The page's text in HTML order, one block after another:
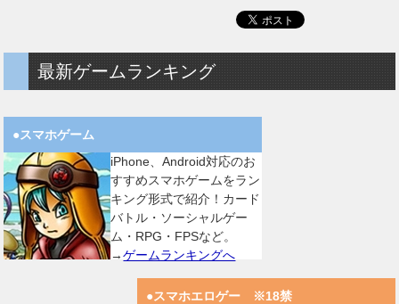
最新ゲームランキング
●スマホゲーム
iPhone、Android対応のお
すすめスマホゲームをラン
キング形式で紹介！カード
バトル・ソーシャルゲー
ム・RPG・FPSなど。
→ゲームランキングへ
●スマホエロゲー ※18禁